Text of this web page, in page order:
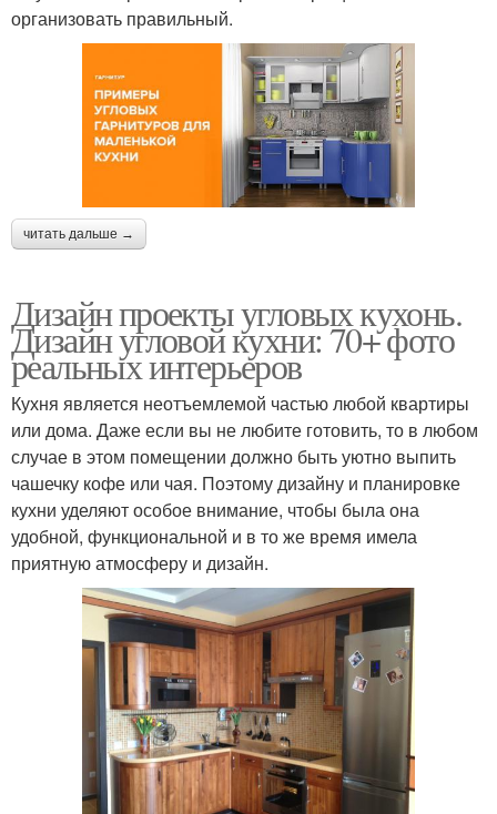
организовать правильный.
читать дальше →
Дизайн проекты угловых кухонь.
Дизайн угловой кухни: 70+ фото
реальных интерьеров
Кухня является неотъемлемой частью любой квартиры
или дома. Даже если вы не любите готовить, то в любом
случае в этом помещении должно быть уютно выпить
чашечку кофе или чая. Поэтому дизайну и планировке
кухни уделяют особое внимание, чтобы была она
удобной, функциональной и в то же время имела
приятную атмосферу и дизайн.